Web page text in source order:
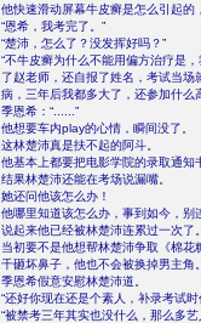
他快速滑动屏幕牛皮癣是怎么引起的
“恩希，我考完了。”
“楚沛，怎么了？没发挥好吗？”
“不牛皮癣为什么不能用偏方治疗是
了赵老师，还自报了姓名，考试当
病，三年后我都多大了，还参加什么
季恩希：“......”
他想要车内play的心情，瞬间没了。
这林楚沛真是扶不起的阿斗。
他基本上都要把电影学院的录取通知
结果林楚沛还能在考场说漏嘴。
她还问他该怎么办！
他哪里知道该怎么办，事到如今，别
说起来他已经被林楚沛连累过一次了。
当初要不是他想帮林楚沛争取《棉
千砸坏鼻子，他也不会被换掉男主角。
季恩希假意安慰林楚沛道。
“还好你现在还是个素人，补录考试
“被禁考三年其实也没什么，那么多